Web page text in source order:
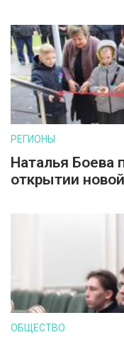
РЕГИОНЫ
Наталья Боева
открытии
ОБЩЕСТВО